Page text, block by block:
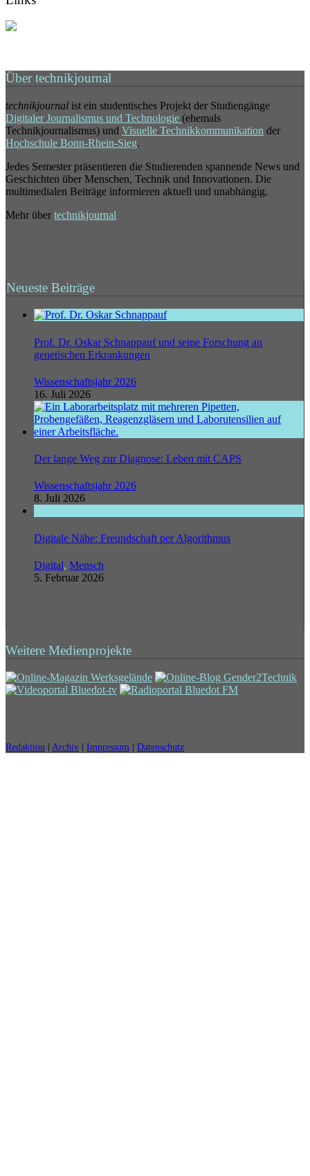
Über technikjournal
technikjournal ist ein studentisches Projekt der Studiengänge
Digitaler Journalismus und Technologie (ehemals
Technikjournalismus) und Visuelle Technikkommunikation der
Hochschule Bonn-Rhein-Sieg.
Jedes Semester präsentieren die Studierenden spannende News und
Geschichten über Menschen, Technik und Innovationen. Die
multimedialen Beiträge informieren aktuell und unabhängig.
Mehr über technikjournal
Neueste Beiträge
Prof. Dr. Oskar Schnappauf und seine Forschung an
genetischen Erkrankungen
Wissenschaftsjahr 2026
16. Juli 2026
Der lange Weg zur Diagnose: Leben mit CAPS
Wissenschaftsjahr 2026
8. Juli 2026
Digitale Nähe: Freundschaft per Algorithmus
Digital, Mensch
5. Februar 2026
Weitere Medienprojekte
Redaktion Archiv Impressum Datenschutz